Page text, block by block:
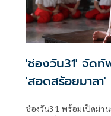
'ช่องวัน31' จัดทั
'สอดสร้อยมาลา'
ช่องวัน31 พร้อมเปิดม่า